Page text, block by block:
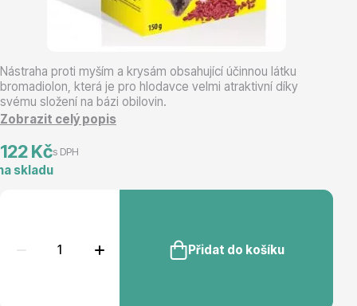
Vánoční stromky v květináčích a řezané
Nástraha proti myším a krysám obsahující účinnou látku
bromadiolon, která je pro hlodavce velmi atraktivní díky
svému složení na bázi obilovin.
Zobrazit celý popis
122 Kčs DPH
skladu
Přidat do košíku